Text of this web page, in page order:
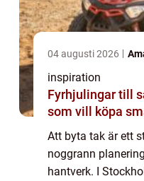
04 augusti 2026
inspiration
Fyrhjulingar till salu en guide
som vill köpa
Att byta tak är ett
noggrann
hantverk. I